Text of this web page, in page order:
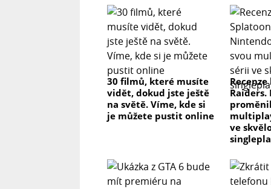
30 filmů, které musíte
vidět, dokud jste ještě
na světě. Víme, kde si
je můžete pustit online
ve